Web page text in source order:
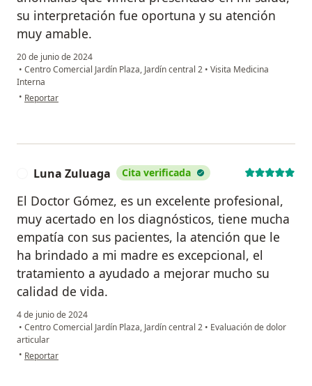
su interpretación fue oportuna y su atención
muy amable.
20 de junio de 2024
• Centro Comercial Jardín Plaza, Jardín central 2 • Visita Medicina
Interna
• en opinión del usuario Duvan Erazo
Reportar
Luna Zuluaga Cita verificada
El Doctor Gómez, es un excelente profesional,
muy acertado en los diagnósticos, tiene mucha
empatía con sus pacientes, la atención que le
ha brindado a mi madre es excepcional, el
tratamiento a ayudado a mejorar mucho su
calidad de vida.
4 de junio de 2024
• Centro Comercial Jardín Plaza, Jardín central 2 • Evaluación de dolor
articular
• en opinión del usuario Luna Zuluaga
Reportar